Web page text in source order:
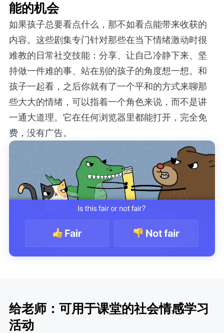
能的机会
如果孩子总要看点什么，那不如看点能带来收获的
内容。这些剧集专门针对那些在当下情绪激动时很
难教的日常社交技能：分享、让自己冷静下来、坚
持做一件难的事、站在别的孩子的角度想一想。和
孩子一起看，之后你就有了一个平和的方式来聊那
些大大的情绪，可以指着一个角色来说，而不是讲
一通大道理。它在任何浏览器里都能打开，完全免
费，没有广告。
给老师：可用于课堂的社会情感学习
活动